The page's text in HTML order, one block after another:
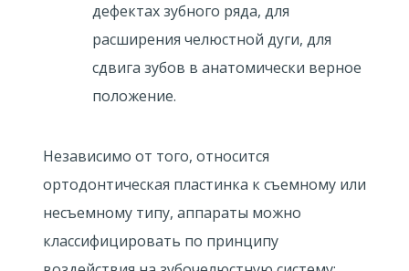
дефектах зубного ряда, для
расширения челюстной дуги, для
сдвига зубов в анатомически верное
положение.
Независимо от того, относится
ортодонтическая пластинка к съемному или
несъемному типу, аппараты можно
классифицировать по принципу